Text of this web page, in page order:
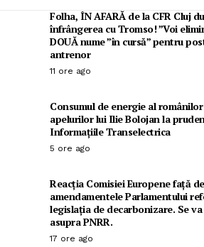
Folha, ÎN AFARĂ de la CFR Cluj
înfrângerea cu Tromso! ”Voi
DOUĂ nume ”în cursă” pentru
antrenor
11 ore ago
Consumul de energie al
apelurilor lui Ilie Bolojan la
Informațiile Transelectrica
5 ore ago
Reacția Comisiei Europene față de
amendamentele Parlamentului
legislația de decarbonizare. Se
asupra PNRR.
17 ore ago